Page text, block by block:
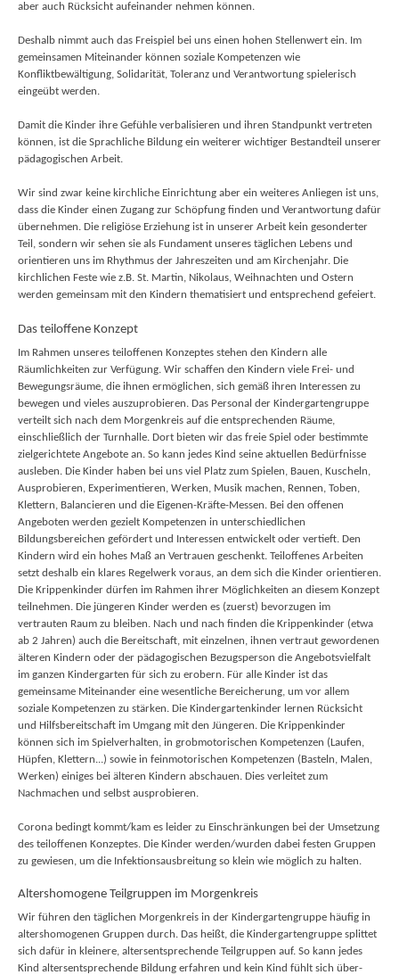
aber auch Rücksicht aufeinander nehmen können.
Deshalb nimmt auch das Freispiel bei uns einen hohen Stellenwert ein. Im
gemeinsamen Miteinander können soziale Kompetenzen wie
Konfliktbewältigung, Solidarität, Toleranz und Verantwortung spielerisch
eingeübt werden.
Damit die Kinder ihre Gefühle verbalisieren und ihren Standpunkt vertreten
können, ist die Sprachliche Bildung ein weiterer wichtiger Bestandteil unserer
pädagogischen Arbeit.
Wir sind zwar keine kirchliche Einrichtung aber ein weiteres Anliegen ist uns,
dass die Kinder einen Zugang zur Schöpfung finden und Verantwortung dafür
übernehmen. Die religiöse Erziehung ist in unserer Arbeit kein gesonderter
Teil, sondern wir sehen sie als Fundament unseres täglichen Lebens und
orientieren uns im Rhythmus der Jahreszeiten und am Kirchenjahr. Die
kirchlichen Feste wie z.B. St. Martin, Nikolaus, Weihnachten und Ostern
werden gemeinsam mit den Kindern thematisiert und entsprechend gefeiert.
Das teiloffene Konzept
Im Rahmen unseres teiloffenen Konzeptes stehen den Kindern alle
Räumlichkeiten zur Verfügung. Wir schaffen den Kindern viele Frei- und
Bewegungsräume, die ihnen ermöglichen, sich gemäß ihren Interessen zu
bewegen und vieles auszuprobieren. Das Personal der Kindergartengruppe
verteilt sich nach dem Morgenkreis auf die entsprechenden Räume,
einschließlich der Turnhalle. Dort bieten wir das freie Spiel oder bestimmte
zielgerichtete Angebote an. So kann jedes Kind seine aktuellen Bedürfnisse
ausleben. Die Kinder haben bei uns viel Platz zum Spielen, Bauen, Kuscheln,
Ausprobieren, Experimentieren, Werken, Musik machen, Rennen, Toben,
Klettern, Balancieren und die Eigenen-Kräfte-Messen. Bei den offenen
Angeboten werden gezielt Kompetenzen in unterschiedlichen
Bildungsbereichen gefördert und Interessen entwickelt oder vertieft. Den
Kindern wird ein hohes Maß an Vertrauen geschenkt. Teiloffenes Arbeiten
setzt deshalb ein klares Regelwerk voraus, an dem sich die Kinder orientieren.
Die Krippenkinder dürfen im Rahmen ihrer Möglichkeiten an diesem Konzept
teilnehmen. Die jüngeren Kinder werden es (zuerst) bevorzugen im
vertrauten Raum zu bleiben. Nach und nach finden die Krippenkinder (etwa
ab 2 Jahren) auch die Bereitschaft, mit einzelnen, ihnen vertraut gewordenen
älteren Kindern oder der pädagogischen Bezugsperson die Angebotsvielfalt
im ganzen Kindergarten für sich zu erobern. Für alle Kinder ist das
gemeinsame Miteinander eine wesentliche Bereicherung, um vor allem
soziale Kompetenzen zu stärken. Die Kindergartenkinder lernen Rücksicht
und Hilfsbereitschaft im Umgang mit den Jüngeren. Die Krippenkinder
können sich im Spielverhalten, in grobmotorischen Kompetenzen (Laufen,
Hüpfen, Klettern...) sowie in feinmotorischen Kompetenzen (Basteln, Malen,
Werken) einiges bei älteren Kindern abschauen. Dies verleitet zum
Nachmachen und selbst ausprobieren.
Corona bedingt kommt/kam es leider zu Einschränkungen bei der Umsetzung
des teiloffenen Konzeptes. Die Kinder werden/wurden dabei festen Gruppen
zu gewiesen, um die Infektionsausbreitung so klein wie möglich zu halten.
Altershomogene Teilgruppen im Morgenkreis
Wir führen den täglichen Morgenkreis in der Kindergartengruppe häufig in
altershomogenen Gruppen durch. Das heißt, die Kindergartengruppe splittet
sich dafür in kleinere, altersentsprechende Teilgruppen auf. So kann jedes
Kind altersentsprechende Bildung erfahren und kein Kind fühlt sich über-